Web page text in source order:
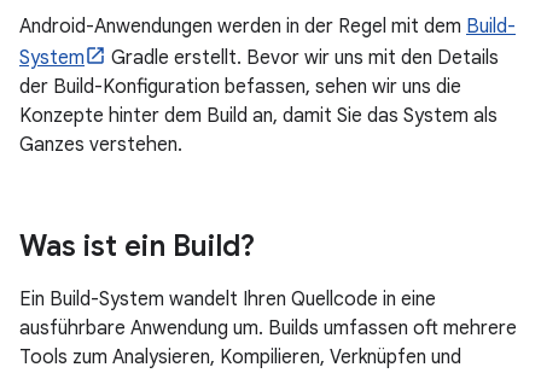
Android-Anwendungen werden in der Regel mit dem Build-
System
Gradle erstellt. Bevor wir uns mit den Details
der Build-Konfiguration befassen, sehen wir uns die
Konzepte hinter dem Build an, damit Sie das System als
Ganzes verstehen.
Was ist ein Build?
Ein Build-System wandelt Ihren Quellcode in eine
ausführbare Anwendung um. Builds umfassen oft mehrere
Tools zum Analysieren, Kompilieren, Verknüpfen und